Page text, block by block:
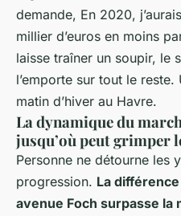
demande, En 2020,
millier d’euros en moins
laisse traîner un soupir, le
l’emporte sur tout le
matin d’hiver au Havre.
La dynamique du
jusqu’où peut grimper
Personne ne détourne les
progression. La
avenue Foch surpasse la